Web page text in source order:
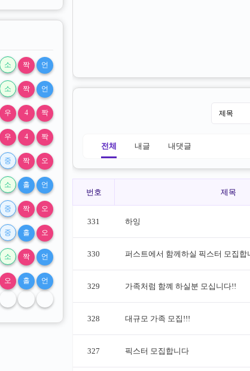
소 짝 언
소 짝 언
우 4 짝
우 4 짝
중 짝 오
소 홀 언
중 짝 오
중 홀 오
소 짝 언
오 홀 언